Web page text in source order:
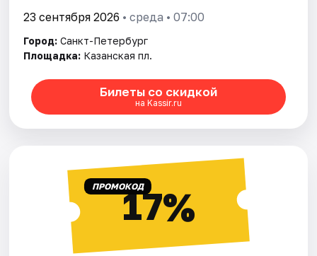
23 сентября 2026 • среда • 07:00
Город: Санкт-Петербург
Площадка: Казанская пл.
Билеты со скидкой
на Kassir.ru
ПРОМОКОД17%